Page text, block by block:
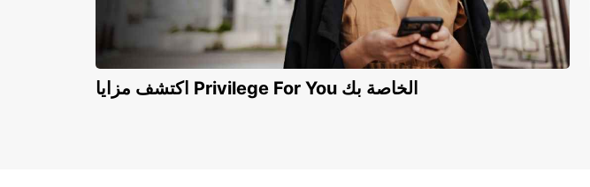
اكتشف مزايا Privilege For You الخاصة بك